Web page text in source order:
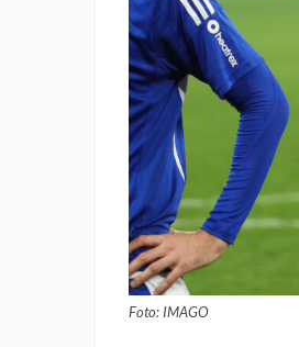
Foto: IMAGO